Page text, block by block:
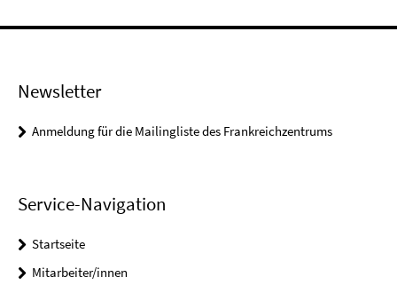
Newsletter
Anmeldung für die Mailingliste des Frankreichzentrums
Service-Navigation
Startseite
Mitarbeiter/innen